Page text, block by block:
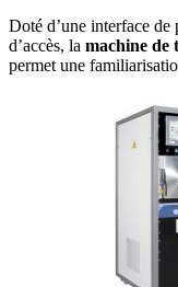
Doté d’une interface
d’accès, la machine de
permet une